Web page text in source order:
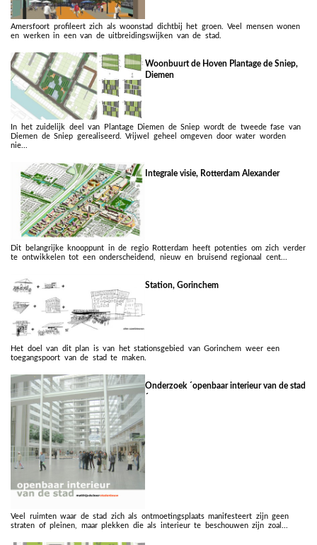
Amersfoort profileert zich als woonstad dichtbij het groen. Veel mensen wonen
en werken in een van de uitbreidingswijken van de stad.
Woonbuurt de Hoven Plantage de Sniep,
Diemen
In het zuidelijk deel van Plantage Diemen de Sniep wordt de tweede fase van
Diemen de Sniep gerealiseerd. Vrijwel geheel omgeven door water worden
nie...
Integrale visie, Rotterdam Alexander
Dit belangrijke knooppunt in de regio Rotterdam heeft potenties om zich verder
te ontwikkelen tot een onderscheidend, nieuw en bruisend regionaal cent...
Station, Gorinchem
Het doel van dit plan is van het stationsgebied van Gorinchem weer een
toegangspoort van de stad te maken.
Onderzoek ´openbaar interieur van de stad
´
Veel ruimten waar de stad zich als ontmoetingsplaats manifesteert zijn geen
straten of pleinen, maar plekken die als interieur te beschouwen zijn zoal...